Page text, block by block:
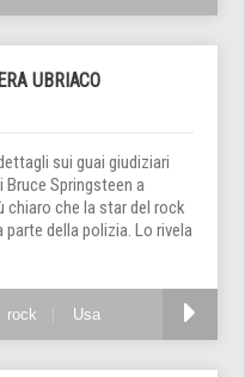
UBRIACO
sui guai giudiziari
Springsteen a
chiaro che la star del rock
della polizia. Lo rivela
rock Usa